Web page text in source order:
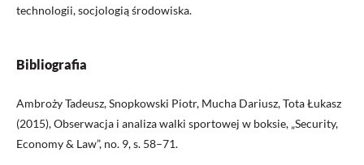
technologii, socjologią środowiska.
Bibliografia
Ambroży Tadeusz, Snopkowski Piotr, Mucha Dariusz, Tota Łukasz
(2015), Obserwacja i analiza walki sportowej w boksie, „Security,
Economy & Law”, no. 9, s. 58–71.